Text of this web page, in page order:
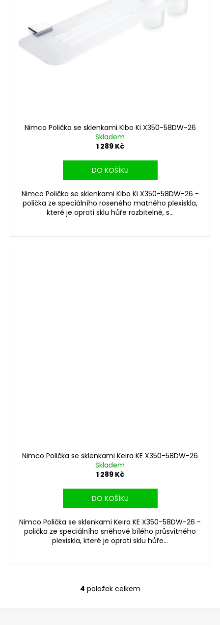
Nimco Polička se sklenkami Kibo Ki X350-58DW-26
Skladem
1 289 Kč
DO KOŠÍKU
Nimco Polička se sklenkami Kibo Ki X350-58DW-26 -
polička ze speciálního roseného matného plexiskla,
které je oproti sklu hůře rozbitelné, s...
Nimco Polička se sklenkami Keira KE X350-58DW-26
Skladem
1 289 Kč
DO KOŠÍKU
Nimco Polička se sklenkami Keira KE X350-58DW-26 -
polička ze speciálního sněhově bílého průsvitného
plexiskla, které je oproti sklu hůře...
O
4 položek celkem
Z